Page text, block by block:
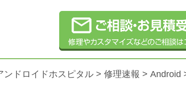
ンドロイドホスピタル > 修理速報 > Android